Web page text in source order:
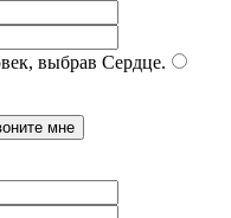
выбрав Сердце.